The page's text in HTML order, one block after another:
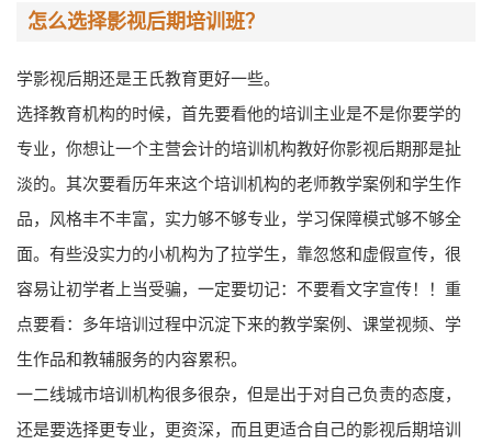
怎么选择影视后期培训班？
学影视后期还是王氏教育更好一些。
选择教育机构的时候，首先要看他的培训主业是不是你要学的
专业，你想让一个主营会计的培训机构教好你影视后期那是扯
淡的。其次要看历年来这个培训机构的老师教学案例和学生作
品，风格丰不丰富，实力够不够专业，学习保障模式够不够全
面。有些没实力的小机构为了拉学生，靠忽悠和虚假宣传，很
容易让初学者上当受骗，一定要切记：不要看文字宣传！！重
点要看：多年培训过程中沉淀下来的教学案例、课堂视频、学
生作品和教辅服务的内容累积。
一二线城市培训机构很多很杂，但是出于对自己负责的态度，
还是要选择更专业，更资深，而且更适合自己的影视后期培训